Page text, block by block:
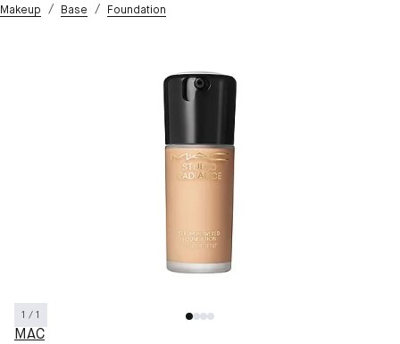
Makeup / Base / Foundation
1 / 1
MAC